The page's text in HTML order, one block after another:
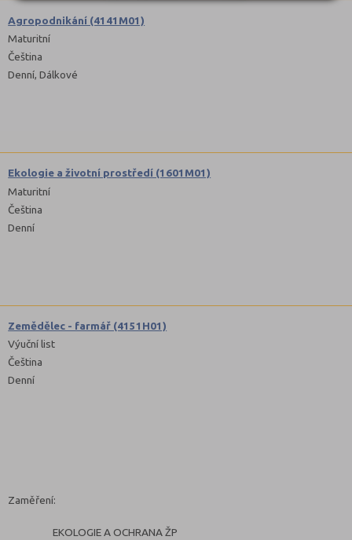
Agropodnikání (4141M01)
Maturitní
Čeština
Denní, Dálkové
Ekologie a životní prostředí (1601M01)
Maturitní
Čeština
Denní
Zemědělec - farmář (4151H01)
Výuční list
Čeština
Denní
Zaměření:
EKOLOGIE A OCHRANA ŽP